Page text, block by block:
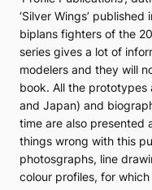
‘Silver Wings’
biplans fighters of the
series gives a lot of
modelers and they will
book. All the prototypes
and Japan) and
time are also presented
things wrong with this
photosgraphs, line
colour profiles, for